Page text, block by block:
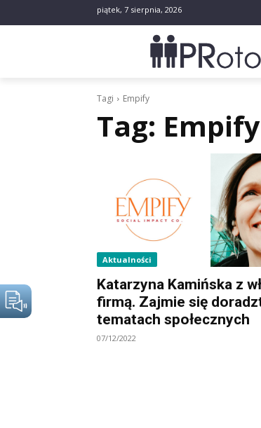
piątek, 7 sierpnia, 2026
Tagi Empify
Tag: Empify
Aktualności
Katarzyna Kamińska z
firmą. Zajmie się
tematach społecznych
07/12/2022